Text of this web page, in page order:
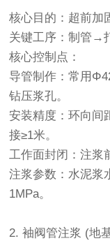
核心目的：超前加
关键工序：制管→
核心控制点：
导管制作：常用
钻压浆孔。
安装精度：环向间
接≥1米。
工作面封闭：注浆
注浆参数：水泥浆
1MPa。
2. 袖阀管注浆 (地